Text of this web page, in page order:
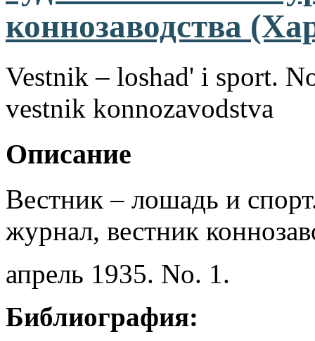
коннозаводства
Vestnik – loshad' i sport.
vestnik konnozavodstva
Описание
Вестник – лошадь и
журнал, вестник
апрель 1935. No. 1.
Библиография: